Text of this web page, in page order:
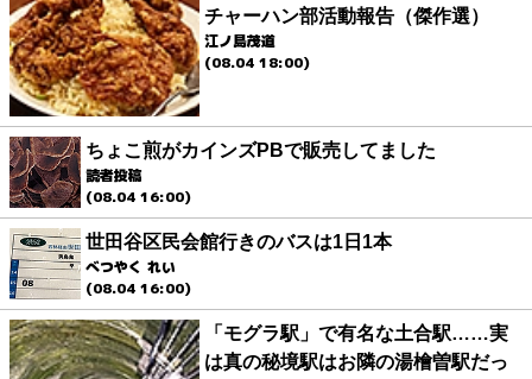
チャーハン部活動報告（傑作選）
江ノ島茂道
(08.04 18:00)
ちょこ煎がカインズPBで販売してました
読者投稿
(08.04 16:00)
世田谷区民会館行きのバスは1日1本
べつやく れい
(08.04 16:00)
「モグラ駅」で有名な土合駅……実
は真の秘境駅はお隣の湯檜曽駅だっ